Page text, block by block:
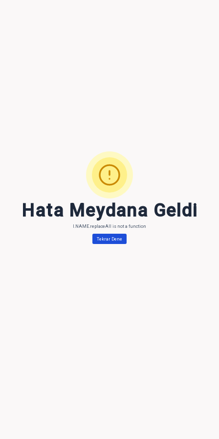
Hata Meydana Geldi
l.NAME.replaceAll is not a function
Tekrar Dene